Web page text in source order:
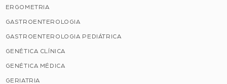
ERGOMETRIA
GASTROENTEROLOGIA
GASTROENTEROLOGIA PEDIÁTRICA
GENÉTICA CLÍNICA
GENÉTICA MÉDICA
GERIATRIA